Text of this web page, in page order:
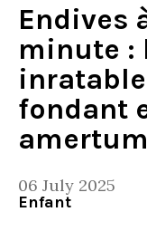
Endives
minute :
fondant
06 July 2025
Enfant